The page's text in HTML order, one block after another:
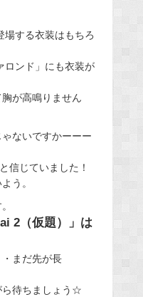
場する衣装はもちろ
ロンド」にも衣装が
が高鳴りません
ないですかーーー
信じていました！
う。
2（仮題）」は
まだ先が長
ら待ちましょう☆